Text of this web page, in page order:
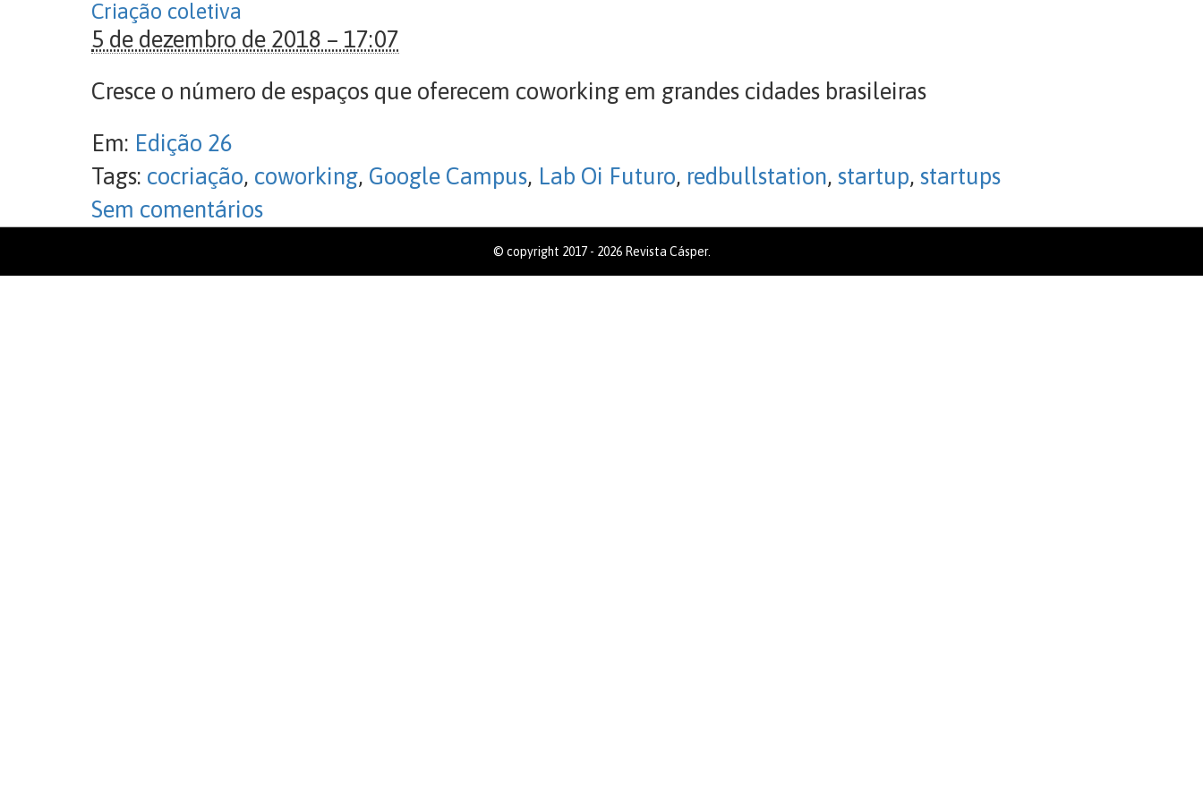
Criação coletiva
5 de dezembro de 2018 – 17:07
Cresce o número de espaços que oferecem coworking em grandes cidades brasileiras
Em: Edição 26
Tags: cocriação, coworking, Google Campus, Lab Oi Futuro, redbullstation, startup, startups
Sem comentários
© copyright 2017 - 2026 Revista Cásper.